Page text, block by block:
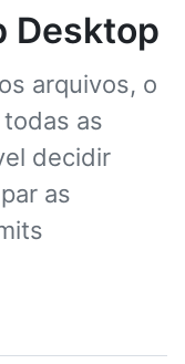
Desktop
arquivos, o
as
decidir
as